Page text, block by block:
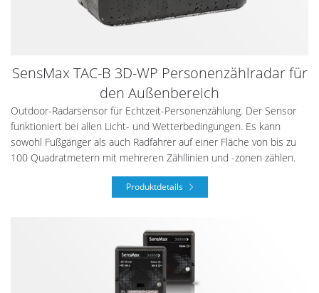
SensMax TAC-B 3D-WP Personenzählradar für
den Außenbereich
Outdoor-Radarsensor für Echtzeit-Personenzählung. Der Sensor
funktioniert bei allen Licht- und Wetterbedingungen. Es kann
sowohl Fußgänger als auch Radfahrer auf einer Fläche von bis zu
100 Quadratmetern mit mehreren Zähllinien und -zonen zählen.
Produktdetails